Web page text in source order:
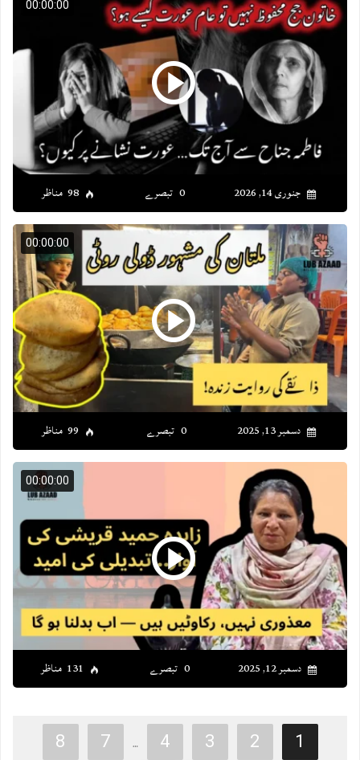
00:00:00
جنوری 14, 2026 0 تبصرے 98 مناظر
00:00:00
دسمبر 13, 2025 0 تبصرے 99 مناظر
00:00:00
دسمبر 12, 2025 0 تبصرے 131 مناظر
1
2
3
4
…
7
8